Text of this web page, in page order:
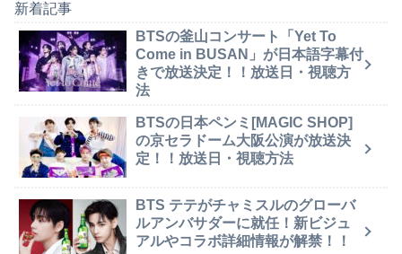
新着記事
BTSの釜山コンサート「Yet To
Come in BUSAN」が日本語字幕付
きで放送決定！！放送日・視聴方
法
BTSの日本ペンミ[MAGIC SHOP]
の京セラドーム大阪公演が放送決
定！！放送日・視聴方法
BTS テテがチャミスルのグローバ
ルアンバサダーに就任！新ビジュ
アルやコラボ詳細情報が解禁！！